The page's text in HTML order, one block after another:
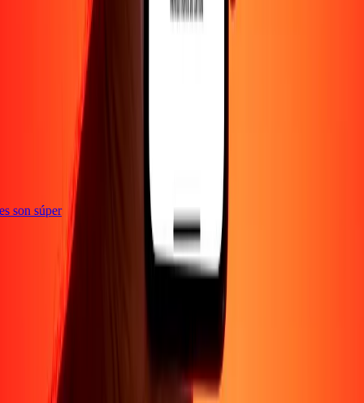
son súper
Blog Corporativo
Política de privacidad
Aviso de cookiesTérminos y